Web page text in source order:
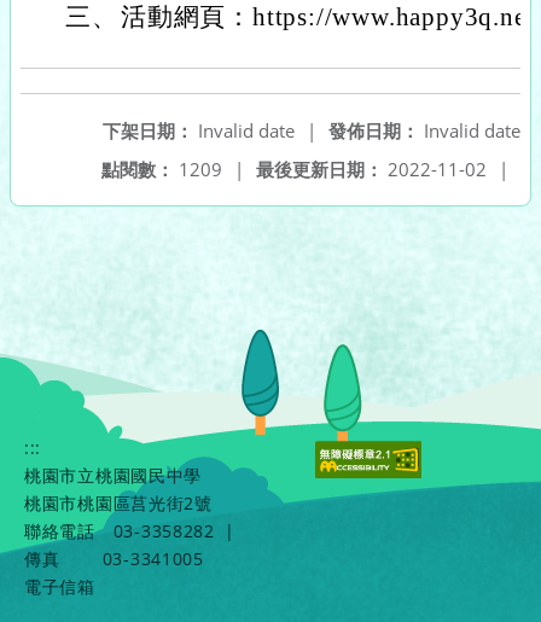
三、 活動網頁：https://
發佈日期： Invalid date
下架日期： Invalid date
|
最後更新日期： 2022-11-02 |
點閱數： 1209 |
:::
桃園市立桃園國民中學
桃園市桃園區莒光街2號
聯絡電話
03-3358282
|
傳真
03-3341005
電子信箱